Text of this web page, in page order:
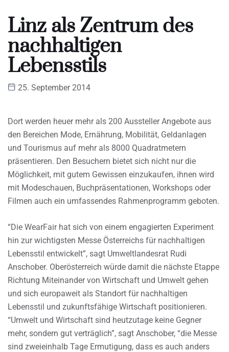
Linz als Zentrum des
nachhaltigen
Lebensstils
25. September 2014
Dort werden heuer mehr als 200 Aussteller Angebote aus
den Bereichen Mode, Ernährung, Mobilität, Geldanlagen
und Tourismus auf mehr als 8000 Quadratmetern
präsentieren. Den Besuchern bietet sich nicht nur die
Möglichkeit, mit gutem Gewissen einzukaufen, ihnen wird
mit Modeschauen, Buchpräsentationen, Workshops oder
Filmen auch ein umfassendes Rahmenprogramm geboten.
“Die WearFair hat sich von einem engagierten Experiment
hin zur wichtigsten Messe Österreichs für nachhaltigen
Lebensstil entwickelt”, sagt Umweltlandesrat Rudi
Anschober. Oberösterreich würde damit die nächste Etappe
Richtung Miteinander von Wirtschaft und Umwelt gehen
und sich europaweit als Standort für nachhaltigen
Lebensstil und zukunftsfähige Wirtschaft positionieren.
“Umwelt und Wirtschaft sind heutzutage keine Gegner
mehr, sondern gut verträglich”, sagt Anschober, “die Messe
sind zweieinhalb Tage Ermutigung, dass es auch anders